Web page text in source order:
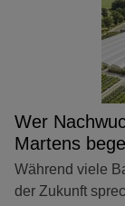
Wer
Martens
Während viele
der Zukunft